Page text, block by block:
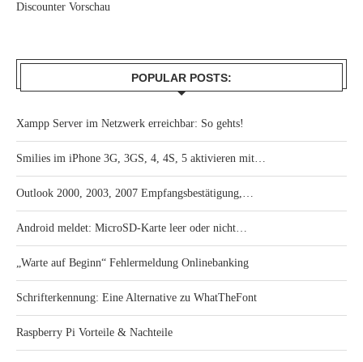
Discounter Vorschau
POPULAR POSTS:
Xampp Server im Netzwerk erreichbar: So gehts!
Smilies im iPhone 3G, 3GS, 4, 4S, 5 aktivieren mit…
Outlook 2000, 2003, 2007 Empfangsbestätigung,…
Android meldet: MicroSD-Karte leer oder nicht…
„Warte auf Beginn“ Fehlermeldung Onlinebanking
Schrifterkennung: Eine Alternative zu WhatTheFont
Raspberry Pi Vorteile & Nachteile